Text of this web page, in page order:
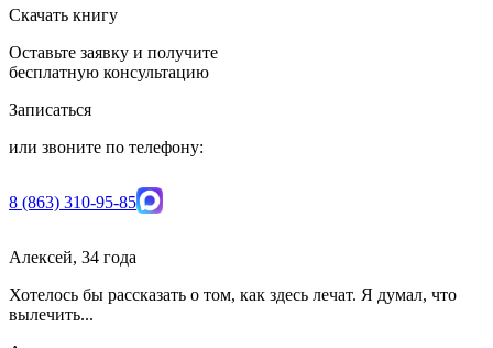
Скачать книгу
Оставьте заявку и получите
бесплатную консультацию
Записаться
или звоните по телефону:
8 (863) 310-95-85
Алексей, 34 года
Хотелось бы рассказать о том, как здесь лечат. Я думал, что
вылечить...